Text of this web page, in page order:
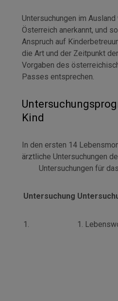
Untersuchungen im Ausland
Österreich anerkannt, und
Anspruch auf
die Art und der Zeitpunkt
Vorgaben des
Passes entsprechen.
Kind
In den ersten 14
ärztliche Untersuchungen
Untersuchungen für
Untersuchung
1. 1.